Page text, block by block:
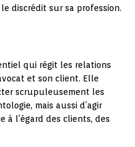
discrédit sur sa profession.
qui régit les relations
et son client. Elle
scrupuleusement les
mais aussi d’agir
à l’égard des clients, des